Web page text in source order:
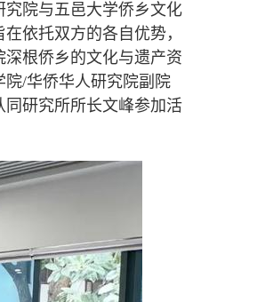
院与五邑大学侨乡文化
依托双方的各自优势，
根侨乡的文化与遗产资
/华侨华人研究院副院
研究所所长文峰参加活